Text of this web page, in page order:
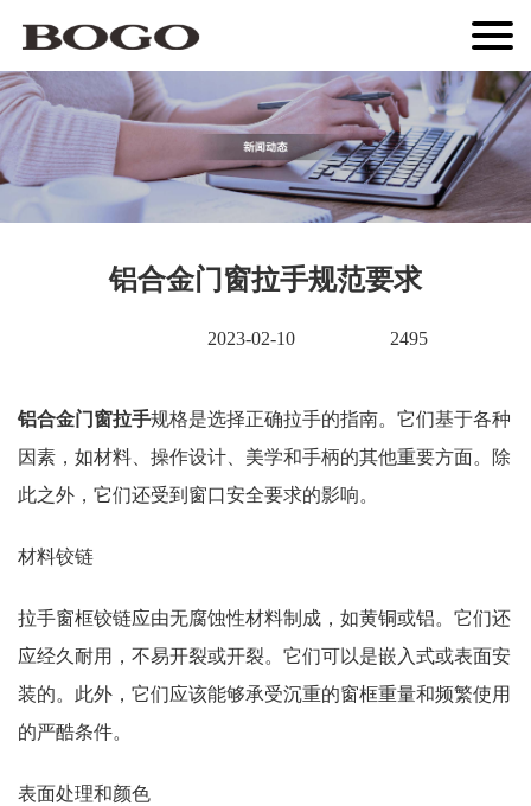
铝合金门窗拉手规范要求
2023-02-10 2495
铝合金门窗拉手规格是选择正确拉手的指南。它们基于各种
因素，如材料、操作设计、美学和手柄的其他重要方面。除
此之外，它们还受到窗口安全要求的影响。
材料铰链
拉手窗框铰链应由无腐蚀性材料制成，如黄铜或铝。它们还
应经久耐用，不易开裂或开裂。它们可以是嵌入式或表面安
装的。此外，它们应该能够承受沉重的窗框重量和频繁使用
的严酷条件。
表面处理和颜色